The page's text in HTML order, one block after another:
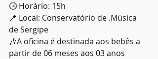
🕒 Horário: 15h
📍 Local: Conservatório de .Música
de Sergipe
🎶A oficina é destinada aos bebês a
partir de 06 meses aos 03 anos